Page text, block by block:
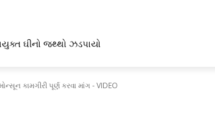
ઘીનો જથ્થો ઝડપાયો
હસીનાના લોકરમાંથી શું મળ્યું?
કામગીરી પૂર્ણ કરવા માંગ - VIDEO